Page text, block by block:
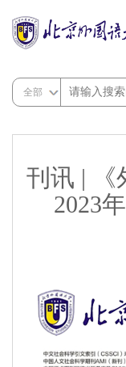
全部
刊讯 | 《
2023